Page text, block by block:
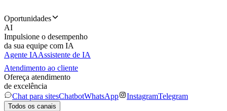
Oportunidades
AI
Impulsione o desempenho
da sua equipe com IA
Agente IAAssistente de IA
Atendimento ao cliente
Ofereça atendimento
de excelência
Chat para sitesChatbotWhatsApp InstagramTelegram
Todos os canais